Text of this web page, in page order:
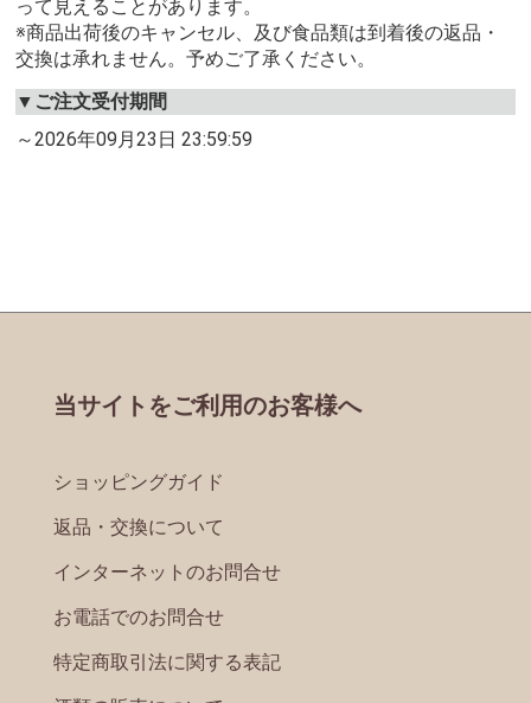
って見えることがあります。
※商品出荷後のキャンセル、及び食品類は到着後の返品・
交換は承れません。予めご了承ください。
▼ご注文受付期間
～2026年09月23日 23:59:59
当サイトをご利用のお客様へ
ショッピングガイド
返品・交換について
インターネットのお問合せ
お電話でのお問合せ
特定商取引法に関する表記